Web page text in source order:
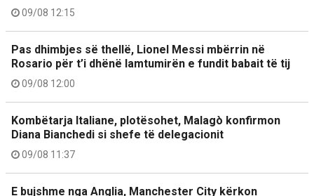
09/08 12:15
Pas dhimbjes së thellë, Lionel Messi mbërrin në
Rosario për t’i dhënë lamtumirën e fundit babait të tij
09/08 12:00
Kombëtarja Italiane, plotësohet, Malagò konfirmon
Diana Bianchedi si shefe të delegacionit
09/08 11:37
E bujshme nga Anglia, Manchester City kërkon